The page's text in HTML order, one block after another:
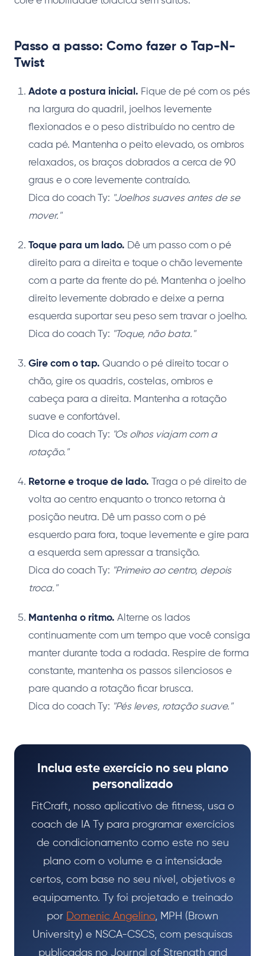
Passo a passo: Como fazer o Tap-N-
Twist
Adote a postura inicial. Fique de pé com os pés
na largura do quadril, joelhos levemente
flexionados e o peso distribuído no centro de
cada pé. Mantenha o peito elevado, os ombros
relaxados, os braços dobrados a cerca de 90
graus e o core levemente contraído.
Dica do coach Ty: "Joelhos suaves antes de se
mover."
Toque para um lado. Dê um passo com o pé
direito para a direita e toque o chão levemente
com a parte da frente do pé. Mantenha o joelho
direito levemente dobrado e deixe a perna
esquerda suportar seu peso sem travar o joelho.
Dica do coach Ty: "Toque, não bata."
Gire com o tap. Quando o pé direito tocar o
chão, gire os quadris, costelas, ombros e
cabeça para a direita. Mantenha a rotação
suave e confortável.
Dica do coach Ty: "Os olhos viajam com a
rotação."
Retorne e troque de lado. Traga o pé direito de
volta ao centro enquanto o tronco retorna à
posição neutra. Dê um passo com o pé
esquerdo para fora, toque levemente e gire para
a esquerda sem apressar a transição.
Dica do coach Ty: "Primeiro ao centro, depois
troca."
Mantenha o ritmo. Alterne os lados
continuamente com um tempo que você consiga
manter durante toda a rodada. Respire de forma
constante, mantenha os passos silenciosos e
pare quando a rotação ficar brusca.
Dica do coach Ty: "Pés leves, rotação suave."
Inclua este exercício no seu plano
personalizado
FitCraft, nosso aplicativo de fitness, usa o
coach de IA Ty para programar exercícios
de condicionamento como este no seu
plano com o volume e a intensidade
certos, com base no seu nível, objetivos e
equipamento. Ty foi projetado e treinado
por
Domenic Angelino, MPH (Brown
University) e NSCA-CSCS, com pesquisas
publicadas no Journal of Strength and